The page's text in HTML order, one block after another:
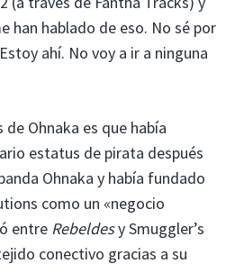
han hablado de eso. No sé por
ahí. No voy a ir a ninguna
Ohnaka es que había
estatus de pirata después
Ohnaka y había fundado
como un «negocio
entre Rebeldesy Smuggler’s
conectivo gracias a su